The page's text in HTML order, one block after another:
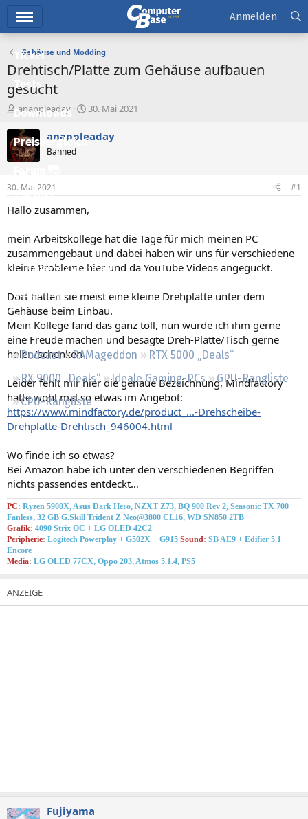
Ticker
Tests
Downloads
Preisvergleich
Forum
Aktuelles
Neue Beiträge
Neueste Aktivitäten
Leserartikel
Regeln
Podcast RAMageddon
RTX 5000 „Deals“
RX 9000 „Deals“
Ideale Gaming-PCs
GPU-Rangliste
CPU-Rangliste
Anmelden
Gehäuse und Modding
Drehtisch/Platte zum Gehäuse aufbauen
gesucht
E
r
s
t
e
e
r
anappleaday
E
s
t
m
30. Mai 2021
anappleaday
Banned
30. Mai 2021 #1
Hallo zusammen,
mein Arbeitskollege hat die Tage für mich meinen PC
zusammengebaut und dabei haben wir uns für verschiedene
kleine Probleme hier und da YouTube Videos angeguckt.
Dort hatten sie meist eine kleine Drehplatte unter dem
Gehäuse beim Einbau.
Mein Kollege fand das ganz toll, nun würde ich ihm gerne
eine Freude machen und besagte Dreh-Platte/Tisch gerne
holen/schenken
Leider fehlt mir hier die genaue Bezeichnung, Mindfactory
hatte wohl mal so etwas im Angebot:
https://www.mindfactory.de/product_...-Drehscheibe-
Drehplatte-Drehtisch_946004.html
Wo finde ich so etwas?
Bei Amazon habe ich unter den verschiedenen Begriffen
nichts passendes entdeckt…
PC: Ryzen 5900X, Asus Dark Hero, NZXT Z73, BQ 900 Rev 2, Seasonic TX 700
Fanless, 32 GB G.Skill Trident Z Neo@3800 CL16, WD SN850 2TB
Grafik: 4090 Strix OC + LG OLED 42C2
Peripherie: Logitech Powerplay + G502X + G915 Sound: SB AE9 + Edifier 5.1
Encore
Media: LG OLED 77CX, Oppo 203, Atmos 5.1.4, PS5
Fujiyama